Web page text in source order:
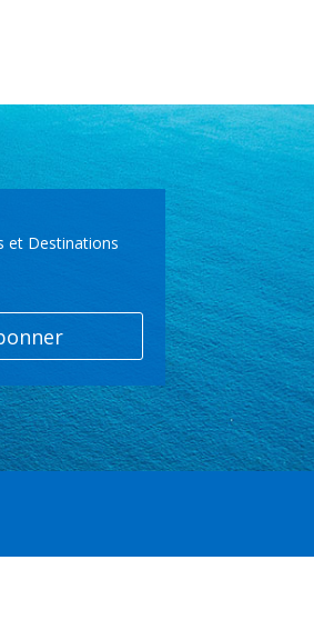
et Destinations